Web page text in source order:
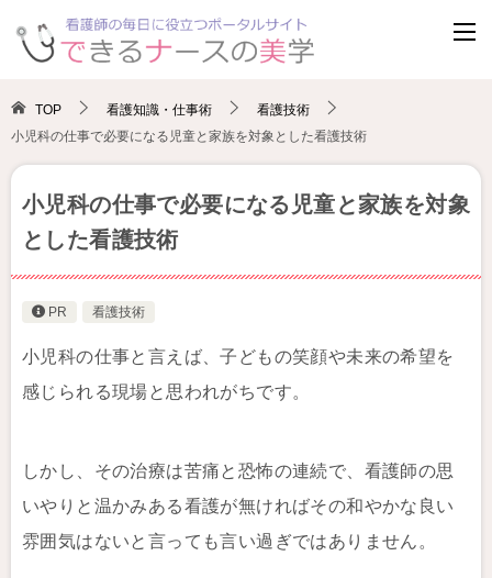
TOP 看護知識・仕事術
看護技術
小児科の仕事で必要になる児童と家族を対象とした看護技術
小児科の仕事で必要になる児童と家族を対象
とした看護技術
PR 看護技術
小児科の仕事と言えば、子どもの笑顔や未来の希望を
感じられる現場と思われがちです。
しかし、その治療は苦痛と恐怖の連続で、看護師の思
いやりと温かみある看護が無ければその和やかな良い
雰囲気はないと言っても言い過ぎではありません。